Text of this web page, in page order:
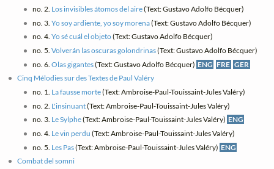
no. 2. Los invisibles átomos del aire(Text: Gustavo Adolfo Bécquer)
no. 3. Yo soy ardiente, yo soy morena(Text: Gustavo Adolfo Bécquer)
no. 4. Yo sé cuál el objeto(Text: Gustavo Adolfo Bécquer)
no. 5. Volverán las oscuras golondrinas(Text: Gustavo Adolfo Bécquer)
no. 6. Olas gigantes(Text: Gustavo Adolfo Bécquer) ENG FRE GER
Cinq Mélodies sur des Textes de Paul Valéry
no. 1. La fausse morte(Text: Ambroise-Paul-Touissaint-Jules Valéry)
no. 2. L'insinuant(Text: Ambroise-Paul-Touissaint-Jules Valéry)
no. 3. Le Sylphe(Text: Ambroise-Paul-Touissaint-Jules Valéry) ENG
no. 4. Le vin perdu (Text: Ambroise-Paul-Touissaint-Jules Valéry)
no. 5. Les Pas(Text: Ambroise-Paul-Touissaint-Jules Valéry) ENG
Combat del somni